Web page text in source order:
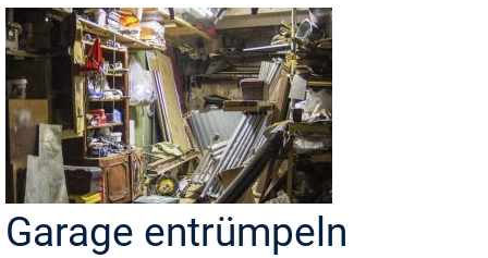
Garage entrümpeln